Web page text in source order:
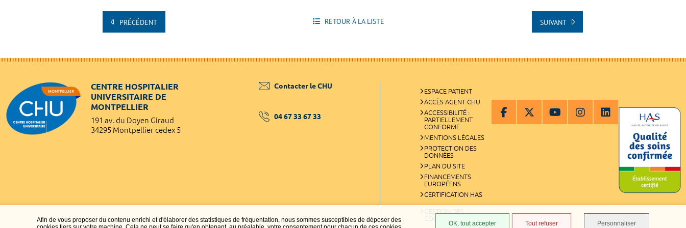
Afin de vous proposer du contenu enrichi et d'élaborer des statistiques de fréquentation, nous sommes susceptibles de déposer des
OK, tout accepter Tout refuser Personnaliser
PRÉCÉDENT RETOUR À LA LISTE SUIVANT
CENTRE HOSPITALIER
UNIVERSITAIRE DE
MONTPELLIER
191 av. du Doyen Giraud
34295 Montpellier cedex 5
Contacter le CHU
04 67 33 67 33
ESPACE PATIENT
ACCÈS AGENT CHU
ACCESSIBILITÉ :
PARTIELLEMENT
CONFORME
MENTIONS LÉGALES
PROTECTION DES
DONNÉES
PLAN DU SITE
FINANCEMENTS
EUROPÉENS
CERTIFICATION HAS
GESTION DES
COOKIES